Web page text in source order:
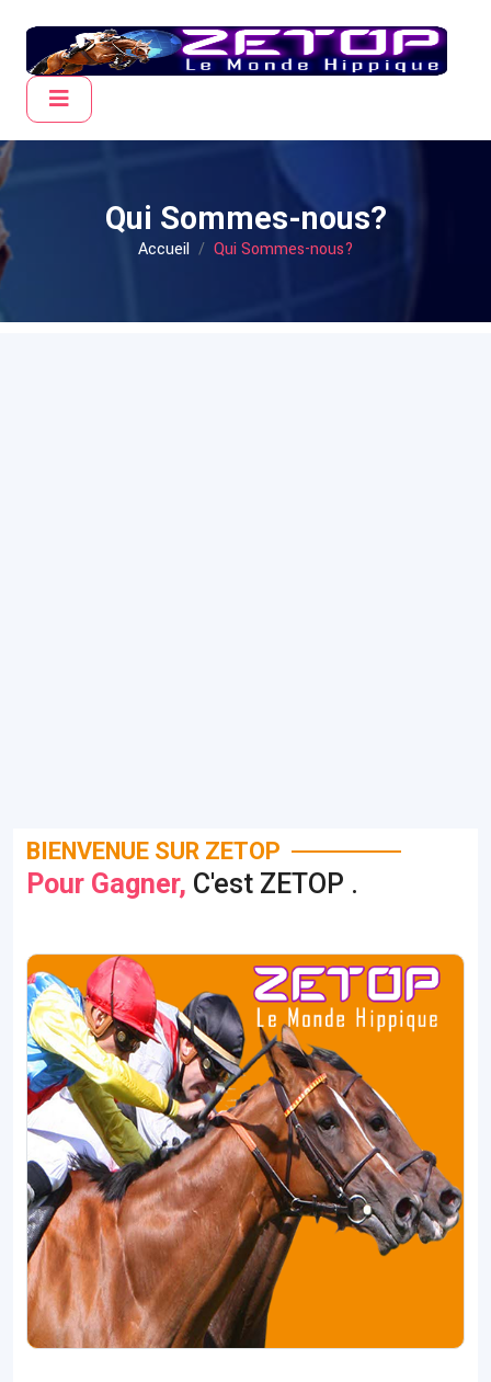
Qui Sommes-nous?
Accueil Qui Sommes-nous?
BIENVENUE SUR ZETOP
Pour Gagner, C'est ZETOP .